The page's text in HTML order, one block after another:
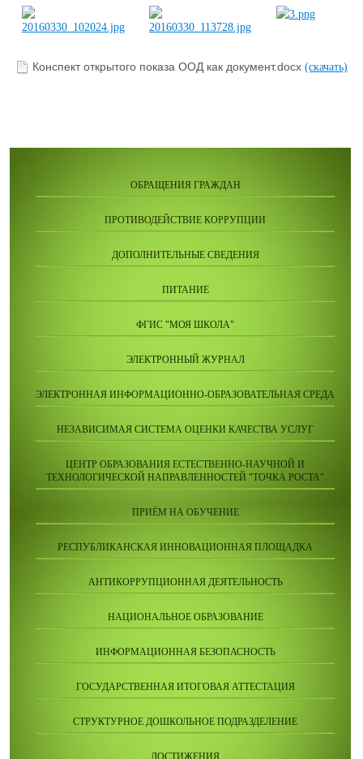
Конспект открытого показа ООД как документ.docx (скачать)
ОБРАЩЕНИЯ ГРАЖДАН
ПРОТИВОДЕЙСТВИЕ КОРРУПЦИИ
ДОПОЛНИТЕЛЬНЫЕ СВЕДЕНИЯ
ПИТАНИЕ
ФГИС "МОЯ ШКОЛА"
ЭЛЕКТРОННЫЙ ЖУРНАЛ
ЭЛЕКТРОННАЯ ИНФОРМАЦИОННО-ОБРАЗОВАТЕЛЬНАЯ СРЕДА
НЕЗАВИСИМАЯ СИСТЕМА ОЦЕНКИ КАЧЕСТВА УСЛУГ
ЦЕНТР ОБРАЗОВАНИЯ ЕСТЕСТВЕННО-НАУЧНОЙ И
ТЕХНОЛОГИЧЕСКОЙ НАПРАВЛЕННОСТЕЙ "ТОЧКА РОСТА"
ПРИЁМ НА ОБУЧЕНИЕ
РЕСПУБЛИКАНСКАЯ ИННОВАЦИОННАЯ ПЛОЩАДКА
АНТИКОРРУПЦИОННАЯ ДЕЯТЕЛЬНОСТЬ
НАЦИОНАЛЬНОЕ ОБРАЗОВАНИЕ
ИНФОРМАЦИОННАЯ БЕЗОПАСНОСТЬ
ГОСУДАРСТВЕННАЯ ИТОГОВАЯ АТТЕСТАЦИЯ
СТРУКТУРНОЕ ДОШКОЛЬНОЕ ПОДРАЗДЕЛЕНИЕ
ДОСТИЖЕНИЯ